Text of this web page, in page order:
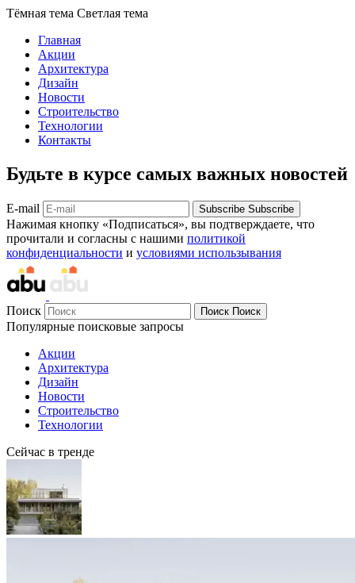
Тёмная тема Светлая тема
Главная
Акции
Архитектура
Дизайн
Новости
Строительство
Технологии
Контакты
Будьте в курсе самых важных новостей
E-mail Subscribe Subscribe
Нажимая кнопку «Подписаться», вы подтверждаете, что
прочитали и согласны с нашими политикой
конфиденциальности и условиями использывания
Поиск Поиск Поиск
Популярные поисковые запросы
Акции
Архитектура
Дизайн
Новости
Строительство
Технологии
Сейчас в тренде